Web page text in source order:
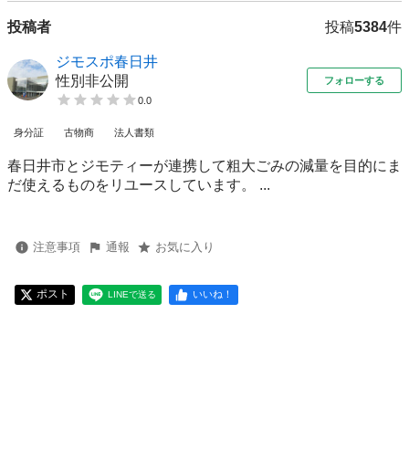
投稿者 投稿5384件
ジモスポ春日井
性別非公開
0.0
フォローする
身分証 古物商 法人書類
春日井市とジモティーが連携して粗⼤ごみの減量を⽬的にま
だ使えるものをリユースしています。 ...
注意事項 通報 お気に入り
ポスト LINEで送る いいね！